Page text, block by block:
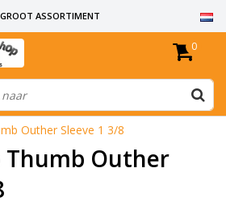
GROOT ASSORTIMENT
DAGEN RETOUR RECHT
ZIJN ONGEBOORD
0
Outher Sleeve 1 3/8
Thumb Outher